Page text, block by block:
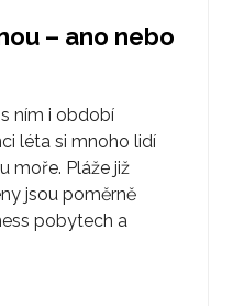
– ano nebo
ním i období
léta si mnoho lidí
moře. Pláže již
jsou poměrně
pobytech a